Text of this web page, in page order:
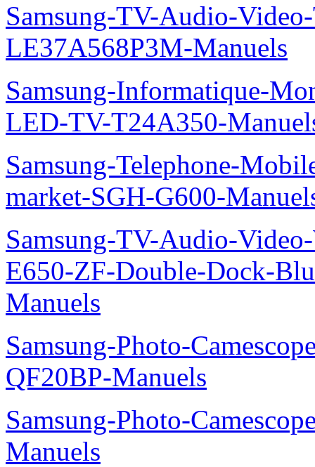
Samsung-TV-Audio-
LE37A568P3M-Manuels
Samsung-Informatique-
LED-TV-T24A350-
Samsung-Telephone-
market-SGH-G600-
Samsung-TV-Audio-
E650-ZF-Double-Dock-
Manuels
Samsung-Photo-
QF20BP-Manuels
Samsung-Photo-
Manuels